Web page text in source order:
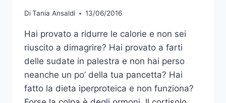
DiTania Ansaldi 13/06/2016
Hai provato a ridurre le calorie e non sei
riuscito a dimagrire? Hai provato a farti
delle sudate in palestra e non hai perso
neanche un po’ della tua pancetta? Hai
fatto la dieta iperproteica e non funziona?